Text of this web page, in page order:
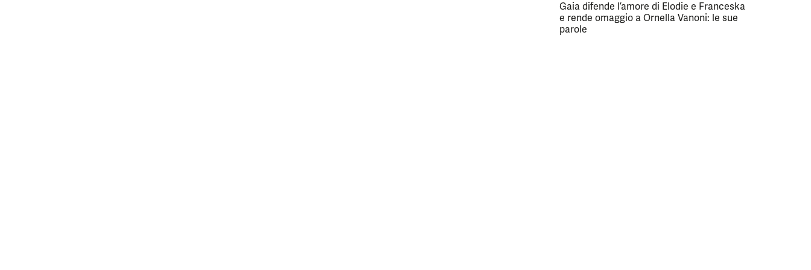
Gaia difende l’amore di Elodie e Franceska
e rende omaggio a Ornella Vanoni: le sue
parole